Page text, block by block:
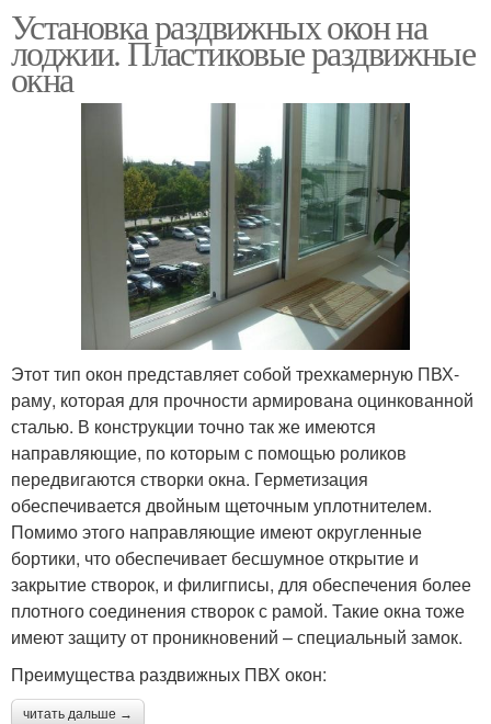
Установка раздвижных окон на
лоджии. Пластиковые раздвижные
окна
Этот тип окон представляет собой трехкамерную ПВХ-
раму, которая для прочности армирована оцинкованной
сталью. В конструкции точно так же имеются
направляющие, по которым с помощью роликов
передвигаются створки окна. Герметизация
обеспечивается двойным щеточным уплотнителем.
Помимо этого направляющие имеют округленные
бортики, что обеспечивает бесшумное открытие и
закрытие створок, и филигписы, для обеспечения более
плотного соединения створок с рамой. Такие окна тоже
имеют защиту от проникновений – специальный замок.
Преимущества раздвижных ПВХ окон:
читать дальше →